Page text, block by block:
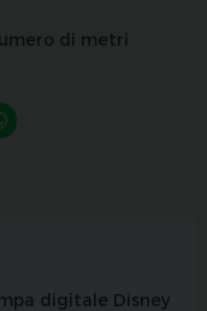
di metri
digitale Disney